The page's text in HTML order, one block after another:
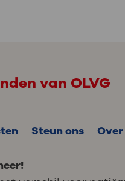
van OLVG
Steun ons